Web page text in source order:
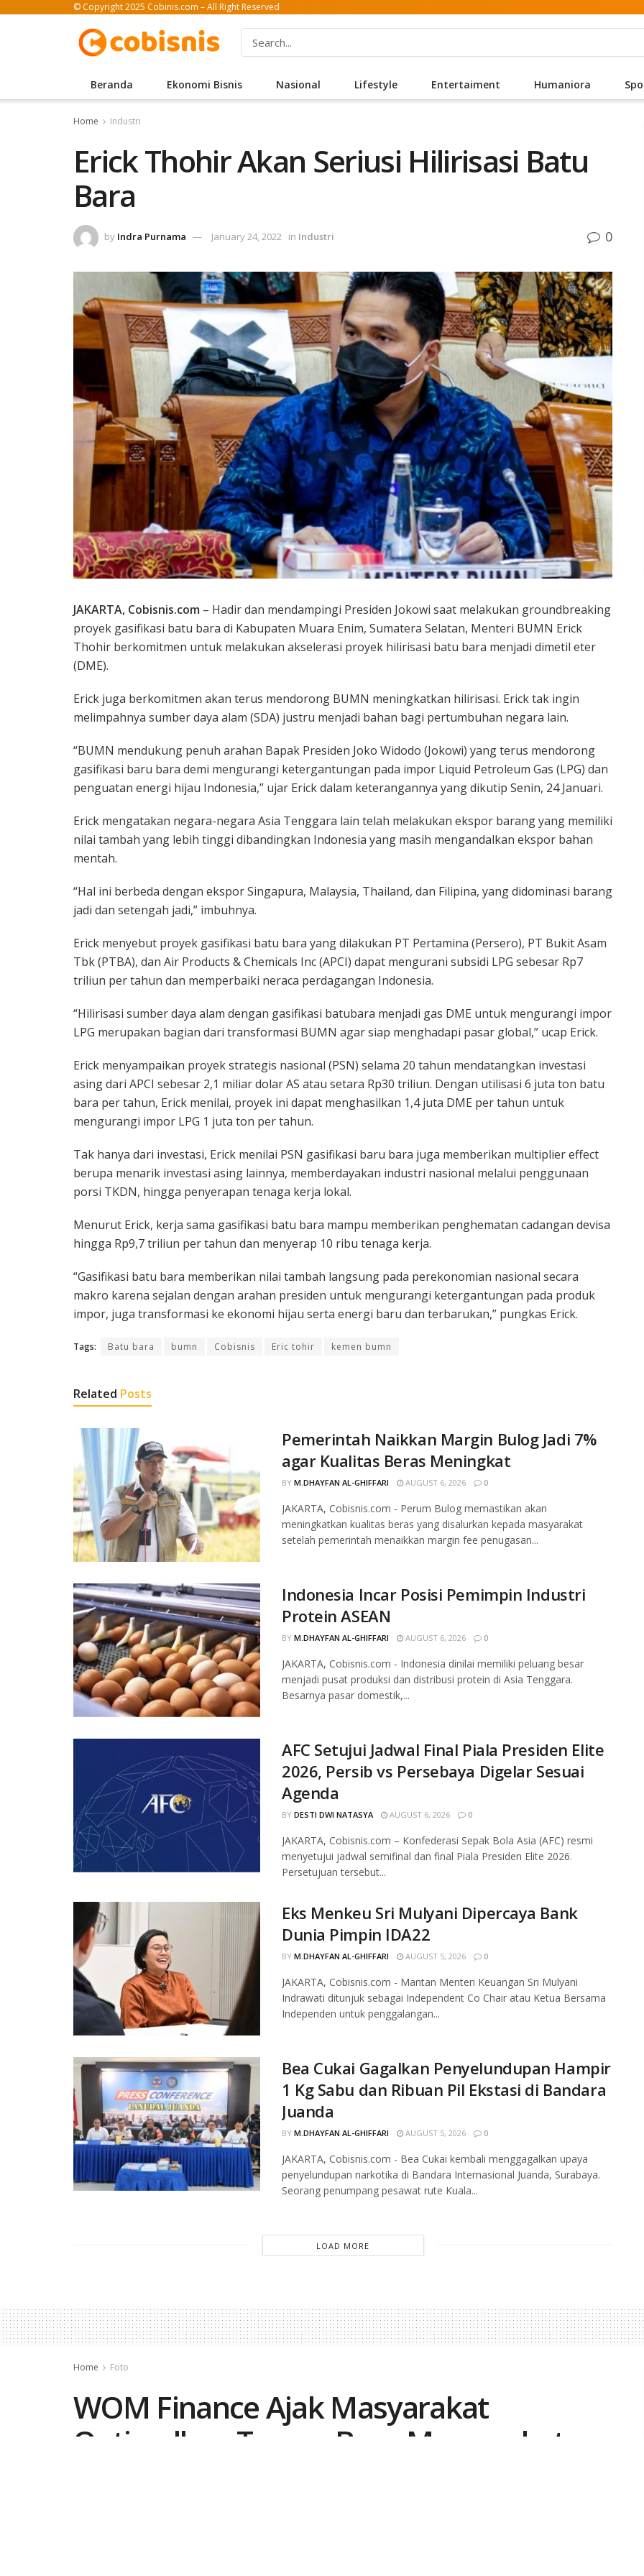
© Copyright 2025 Cobinis.com – All Right Reserved
Beranda Ekonomi Bisnis Nasional Lifestyle Entertaiment Humaniora
Home Industri
Erick Thohir Akan Seriusi Hilirisasi Batu
Bara
by Indra Purnama January 24, 2022 in Industri 0
JAKARTA, Cobisnis.com – Hadir dan mendampingi Presiden Jokowi saat melakukan groundbreaking
proyek gasifikasi batu bara di Kabupaten Muara Enim, Sumatera Selatan, Menteri BUMN Erick
Thohir berkomitmen untuk melakukan akselerasi proyek hilirisasi batu bara menjadi dimetil eter
(DME).
Erick juga berkomitmen akan terus mendorong BUMN meningkatkan hilirisasi. Erick tak ingin
melimpahnya sumber daya alam (SDA) justru menjadi bahan bagi pertumbuhan negara lain.
“BUMN mendukung penuh arahan Bapak Presiden Joko Widodo (Jokowi) yang terus mendorong
gasifikasi baru bara demi mengurangi ketergantungan pada impor Liquid Petroleum Gas (LPG) dan
penguatan energi hijau Indonesia,” ujar Erick dalam keterangannya yang dikutip Senin, 24 Januari.
Erick mengatakan negara-negara Asia Tenggara lain telah melakukan ekspor barang yang memiliki
nilai tambah yang lebih tinggi dibandingkan Indonesia yang masih mengandalkan ekspor bahan
mentah.
“Hal ini berbeda dengan ekspor Singapura, Malaysia, Thailand, dan Filipina, yang didominasi barang
jadi dan setengah jadi,” imbuhnya.
Erick menyebut proyek gasifikasi batu bara yang dilakukan PT Pertamina (Persero), PT Bukit Asam
Tbk (PTBA), dan Air Products & Chemicals Inc (APCI) dapat mengurani subsidi LPG sebesar Rp7
triliun per tahun dan memperbaiki neraca perdagangan Indonesia.
“Hilirisasi sumber daya alam dengan gasifikasi batubara menjadi gas DME untuk mengurangi impor
LPG merupakan bagian dari transformasi BUMN agar siap menghadapi pasar global,” ucap Erick.
Erick menyampaikan proyek strategis nasional (PSN) selama 20 tahun mendatangkan investasi
asing dari APCI sebesar 2,1 miliar dolar AS atau setara Rp30 triliun. Dengan utilisasi 6 juta ton batu
bara per tahun, Erick menilai, proyek ini dapat menghasilkan 1,4 juta DME per tahun untuk
mengurangi impor LPG 1 juta ton per tahun.
Tak hanya dari investasi, Erick menilai PSN gasifikasi baru bara juga memberikan multiplier effect
berupa menarik investasi asing lainnya, memberdayakan industri nasional melalui penggunaan
porsi TKDN, hingga penyerapan tenaga kerja lokal.
Menurut Erick, kerja sama gasifikasi batu bara mampu memberikan penghematan cadangan devisa
hingga Rp9,7 triliun per tahun dan menyerap 10 ribu tenaga kerja.
“Gasifikasi batu bara memberikan nilai tambah langsung pada perekonomian nasional secara
makro karena sejalan dengan arahan presiden untuk mengurangi ketergantungan pada produk
impor, juga transformasi ke ekonomi hijau serta energi baru dan terbarukan,” pungkas Erick.
Tags: Batu bara bumn Cobisnis Eric tohir kemen bumn
Related Posts
Pemerintah Naikkan Margin Bulog Jadi 7%
agar Kualitas Beras Meningkat
BY M.DHAYFAN AL-GHIFFARI AUGUST 6, 2026 0
JAKARTA, Cobisnis.com - Perum Bulog memastikan akan
meningkatkan kualitas beras yang disalurkan kepada masyarakat
setelah pemerintah menaikkan margin fee penugasan...
Indonesia Incar Posisi Pemimpin Industri
Protein ASEAN
BY M.DHAYFAN AL-GHIFFARI AUGUST 6, 2026 0
JAKARTA, Cobisnis.com - Indonesia dinilai memiliki peluang besar
menjadi pusat produksi dan distribusi protein di Asia Tenggara.
Besarnya pasar domestik,...
AFC Setujui Jadwal Final Piala Presiden Elite
2026, Persib vs Persebaya Digelar Sesuai
Agenda
BY DESTI DWI NATASYA AUGUST 6, 2026 0
JAKARTA, Cobisnis.com – Konfederasi Sepak Bola Asia (AFC) resmi
menyetujui jadwal semifinal dan final Piala Presiden Elite 2026.
Persetujuan tersebut...
Eks Menkeu Sri Mulyani Dipercaya Bank
Dunia Pimpin IDA22
BY M.DHAYFAN AL-GHIFFARI AUGUST 5, 2026 0
JAKARTA, Cobisnis.com - Mantan Menteri Keuangan Sri Mulyani
Indrawati ditunjuk sebagai Independent Co Chair atau Ketua Bersama
Independen untuk penggalangan...
Bea Cukai Gagalkan Penyelundupan Hampir
1 Kg Sabu dan Ribuan Pil Ekstasi di Bandara
Juanda
BY M.DHAYFAN AL-GHIFFARI AUGUST 5, 2026 0
JAKARTA, Cobisnis.com - Bea Cukai kembali menggagalkan upaya
penyelundupan narkotika di Bandara Internasional Juanda, Surabaya.
Seorang penumpang pesawat rute Kuala...
LOAD MORE
Home Foto
WOM Finance Ajak Masyarakat
Optimalkan Taman Baca Masyarakat